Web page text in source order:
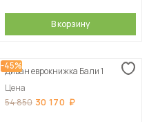
В корзину
-45%
Диван еврокнижка Бали 1
Цена
54 850 30 170